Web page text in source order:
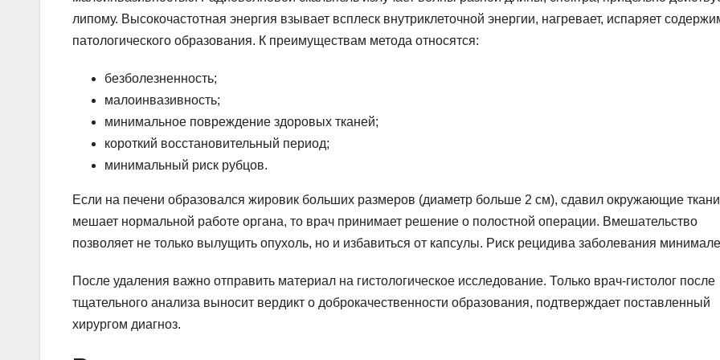
липому. Высокочастотная энергия взывает всплеск внутриклеточной энергии, нагревает, испаряет
патологического образования. К преимуществам метода относятся:
безболезненность;
малоинвазивность;
минимальное повреждение здоровых тканей;
короткий восстановительный период;
минимальный риск рубцов.
Если на печени образовался жировик больших размеров (диаметр больше 2 см), сдавил окружающие
мешает нормальной работе органа, то врач принимает решение о полостной операции. Вмешательство
позволяет не только вылущить опухоль, но и избавиться от капсулы. Риск рецидива заболевания
После удаления важно отправить материал на гистологическое исследование. Только врач-гистолог после
тщательного анализа выносит вердикт о доброкачественности образования, подтверждает поставленный
хирургом диагноз.